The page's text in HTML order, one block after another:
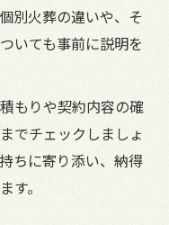
別火葬の違いや、そ
いても事前に説明を
もりや契約内容の確
でチェックしましょ
ちに寄り添い、納得
す。